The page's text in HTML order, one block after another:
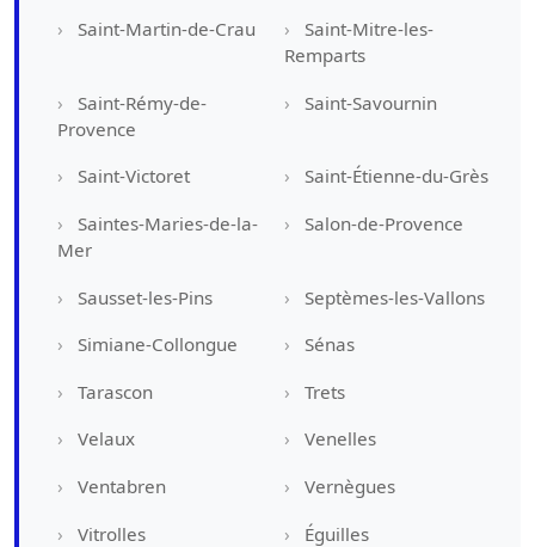
Saint-Martin-de-Crau
Saint-Mitre-les-
Remparts
Saint-Rémy-de-
Provence
Saint-Savournin
Saint-Victoret
Saint-Étienne-du-Grès
Saintes-Maries-de-la-
Mer
Salon-de-Provence
Sausset-les-Pins
Septèmes-les-Vallons
Simiane-Collongue
Sénas
Tarascon
Trets
Velaux
Venelles
Ventabren
Vernègues
Vitrolles
Éguilles